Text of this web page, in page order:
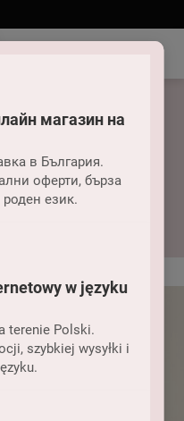
магазин на
в България.
оферти, бърза
език.
w języku
terenie Polski.
szybkiej wysyłki i
боди.